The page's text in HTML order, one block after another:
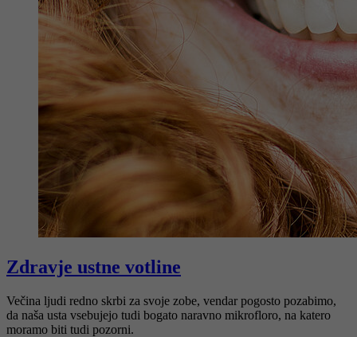
Zdravje ustne votline
Večina ljudi redno skrbi za svoje zobe, vendar pogosto pozabimo,
da naša usta vsebujejo tudi bogato naravno mikrofloro, na katero
moramo biti tudi pozorni.